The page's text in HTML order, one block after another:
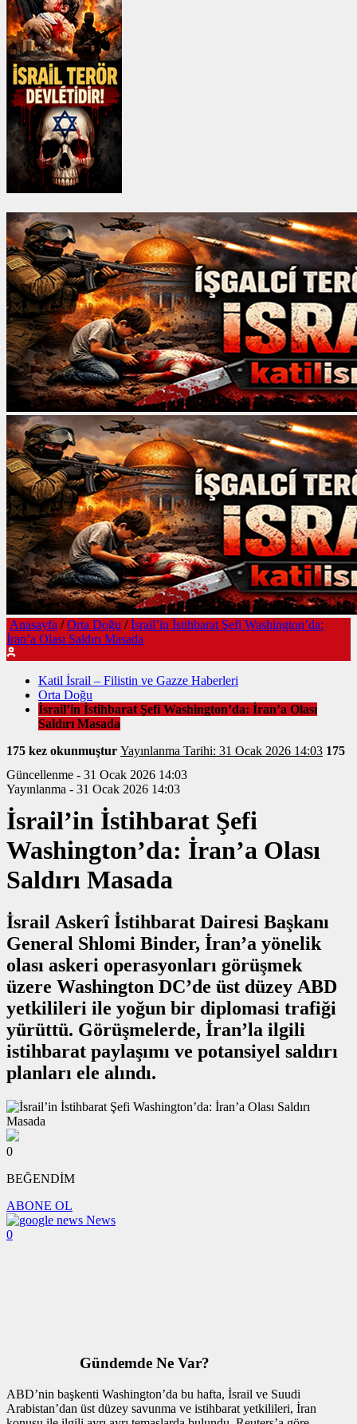
Anasayfa / Orta Doğu / İsrail’in İstihbarat Şefi Washington’da:
İran’a Olası Saldırı Masada
Katil İsrail – Filistin ve Gazze Haberleri
Orta Doğu
İsrail’in İstihbarat Şefi Washington’da: İran’a Olası
Saldırı Masada
175 kez okunmuştur
Yayınlanma Tarihi: 31 Ocak 2026 14:03 175
Güncellenme - 31 Ocak 2026 14:03
Yayınlanma - 31 Ocak 2026 14:03
İsrail’in İstihbarat Şefi
Washington’da: İran’a Olası
Saldırı Masada
İsrail Askerî İstihbarat Dairesi Başkanı
General Shlomi Binder, İran’a yönelik
olası askeri operasyonları görüşmek
üzere Washington DC’de üst düzey ABD
yetkilileri ile yoğun bir diplomasi trafiği
yürüttü. Görüşmelerde, İran’la ilgili
istihbarat paylaşımı ve potansiyel saldırı
planları ele alındı.
0
BEĞENDİM
ABONE OL
News
0
Gündemde Ne Var?
ABD’nin başkenti Washington’da bu hafta, İsrail ve Suudi
Arabistan’dan üst düzey savunma ve istihbarat yetkilileri, İran